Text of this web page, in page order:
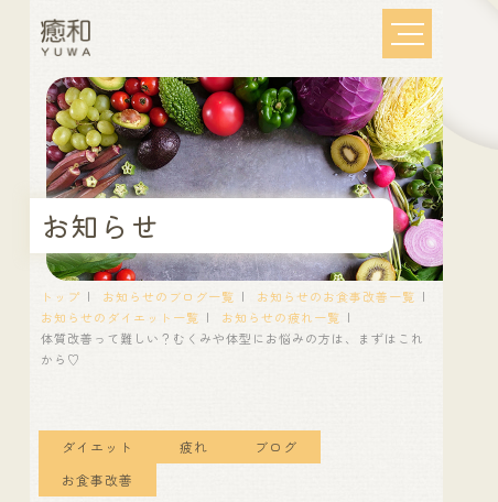
お知らせ
トップ お知らせのブログ一覧
お知らせのお食事改善一覧
お知らせのダイエット一覧
お知らせの疲れ一覧
体質改善って難しい？むくみや体型にお悩みの方は、まずはこれ
から♡
ダイエット 疲れ
ブログ
お食事改善